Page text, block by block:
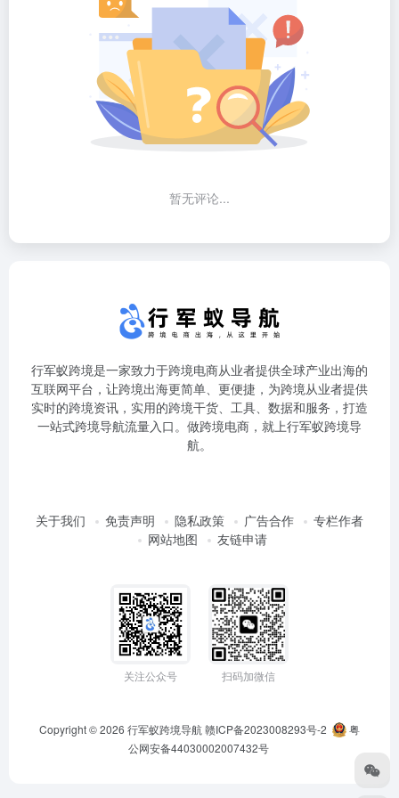
暂无评论...
行军蚁跨境是一家致力于跨境电商从业者提供全球产业出海的
互联网平台，让跨境出海更简单、更便捷，为跨境从业者提供
实时的跨境资讯，实用的跨境干货、工具、数据和服务，打造
一站式跨境导航流量入口。做跨境电商，就上行军蚁跨境导
航。
关于我们 免责声明 隐私政策 广告合作
专栏作者
网站地图
友链申请
关注公众号 扫码加微信
Copyright © 2026 行军蚁跨境导航赣ICP备2023008293号-2
粤
公网安备44030002007432号